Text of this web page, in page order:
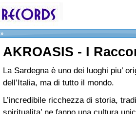
»
AKROASIS - I
La Sardegna è uno dei luoghi piu’
dell’Italia, ma di tutto il mondo.
L’incredibile ricchezza di storia,